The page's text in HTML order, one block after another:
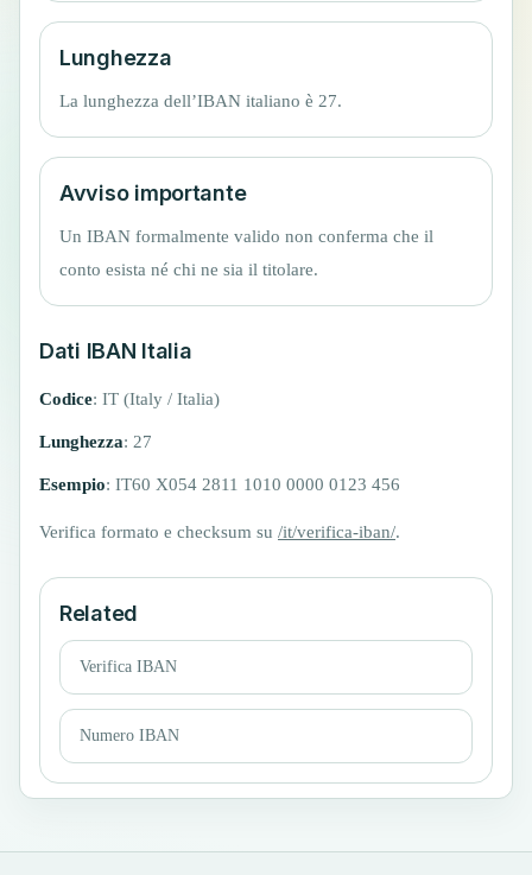
Lunghezza
La lunghezza dell’IBAN italiano è 27.
Avviso importante
Un IBAN formalmente valido non conferma che il
conto esista né chi ne sia il titolare.
Dati IBAN Italia
Codice: IT (Italy / Italia)
Lunghezza: 27
Esempio: IT60 X054 2811 1010 0000 0123 456
Verifica formato e checksum su /it/verifica-iban/.
Related
Verifica IBAN
Numero IBAN